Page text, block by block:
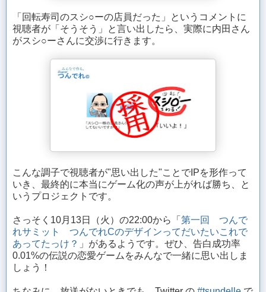
「回転寿司のスシ○ーの店員だった」というコメントに
視聴者が「そうそう」と言い出したら、実際に内田さん
がスシ○ーさんに交渉に行きます。
こんな調子で視聴者が"思い出した"ことでIPを形作って
いき、最終的に本当にゲーム化の声が上がれば勝ち、と
いうプロジェクトです。
さっそく10月13日（火）の22:00から「 第一回 つんで
れサミット つんでれCのデザインってだいたいこれで
あってたっけ？ 」があるようです。ぜひ、告白成功率
0.01%の伝説の恋愛ゲームをみんなで一緒に思い出しま
しょう！